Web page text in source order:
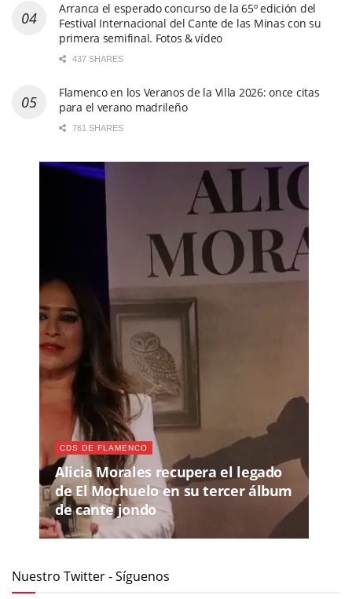
Arranca el esperado concurso de la 65º edición del
Festival Internacional del Cante de las Minas con su
primera semifinal. Fotos & vídeo
437 SHARES
Flamenco en los Veranos de la Villa 2026: once citas
para el verano madrileño
761 SHARES
CDS DE FLAMENCO
Alicia Morales recupera el legado
de El Mochuelo en su tercer álbum
de cante jondo
Nuestro Twitter - Síguenos